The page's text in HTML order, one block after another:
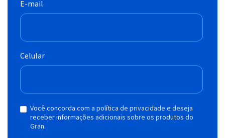
E-mail
Celular
Você concorda com a política de privacidade e deseja
receber informações adicionais sobre os produtos do
Gran.